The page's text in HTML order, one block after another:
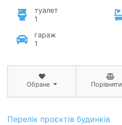
туалет
1
гараж
1
Обране Порівняти
Перелік проєктів будинків